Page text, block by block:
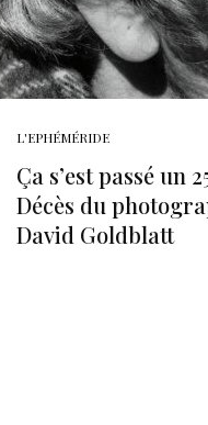
L'EPHÉMÉRIDE
Ça s’est passé un
Décès du
David Goldblatt